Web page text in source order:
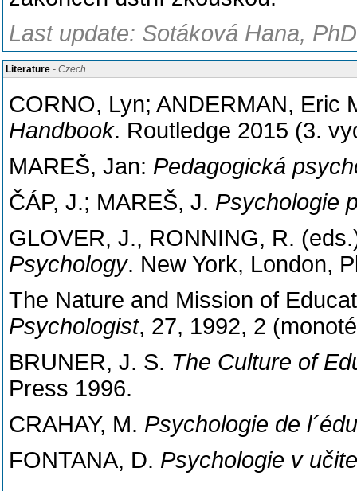
Last update: Sotáková Hana,
Literature - Czech
CORNO, Lyn; ANDERMAN, Eric
Handbook. Routledge 2015 (3.
MAREŠ, Jan: Pedagogická
ČÁP, J.; MAREŠ, J. Psychologie
GLOVER, J., RONNING, R.
Psychology. New York, London,
The Nature and Mission of
Psychologist, 27, 1992, 2
BRUNER, J. S. The Culture of
Press 1996.
CRAHAY, M. Psychologie de
FONTANA, D. Psychologie v